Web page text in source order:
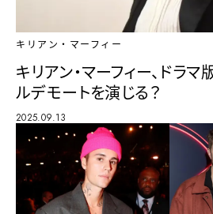
キリアン・マーフィー
キリアン・マーフィー、ドラマ
ルデモートを演じる？
2025.09.13